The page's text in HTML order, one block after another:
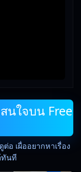
นใจบน Free
อ เผื่ออยากหาเรื่อง
นที